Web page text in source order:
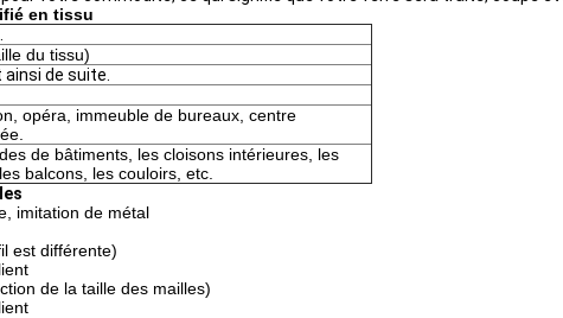
en tissu
du tissu)
de suite.
opéra, immeuble de bureaux, centre
de bâtiments, les cloisons intérieures, les
balcons, les couloirs, etc.
imitation de métal
est différente)
de la taille des mailles)